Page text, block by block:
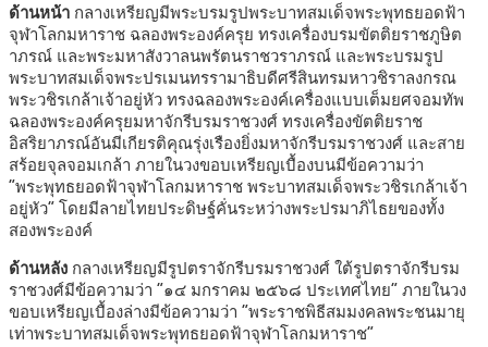
ด้านหน้า กลางเหรียญมีพระบรมรูปพระบาทสมเด็จพระพุทธยอดฟ้า
จุฬาโลกมหาราช ฉลองพระองค์ครุย ทรงเครื่องบรมขัตติยราชภูษิต
าภรณ์ และพระมหาสังวาลนพรัตนราชวราภรณ์ และพระบรมรูป
พระบาทสมเด็จพระปรเมนทรรามาธิบดีศรีสินทรมหาวชิราลงกรณ
พระวชิรเกล้าเจ้าอยู่หัว ทรงฉลองพระองค์เครื่องแบบเต็มยศจอมทัพ
ฉลองพระองค์ครุยมหาจักรีบรมราชวงศ์ ทรงเครื่องขัตติยราช
อิสริยาภรณ์อันมีเกียรติคุณรุ่งเรืองยิ่งมหาจักรีบรมราชวงศ์ และสาย
สร้อยจุลจอมเกล้า ภายในวงขอบเหรียญเบื้องบนมีข้อความว่า
“พระพุทธยอดฟ้าจุฬาโลกมหาราช พระบาทสมเด็จพระวชิรเกล้าเจ้า
อยู่หัว” โดยมีลายไทยประดิษฐ์คั่นระหว่างพระปรมาภิไธยของทั้ง
สองพระองค์
ด้านหลัง กลางเหรียญมีรูปตราจักรีบรมราชวงศ์ ใต้รูปตราจักรีบรม
ราชวงศ์มีข้อความว่า “๑๔ มกราคม ๒๕๖๘ ประเทศไทย” ภายในวง
ขอบเหรียญเบื้องล่างมีข้อความว่า “พระราชพิธีสมมงคลพระชนมายุ
เท่าพระบาทสมเด็จพระพุทธยอดฟ้าจุฬาโลกมหาราช”